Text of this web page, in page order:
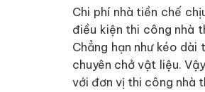
Chi phí nhà tiền chế
điều kiện thi công nhà
Chẳng hạn như kéo
chuyên chở vật liệu.
với đơn vị thi công nhà